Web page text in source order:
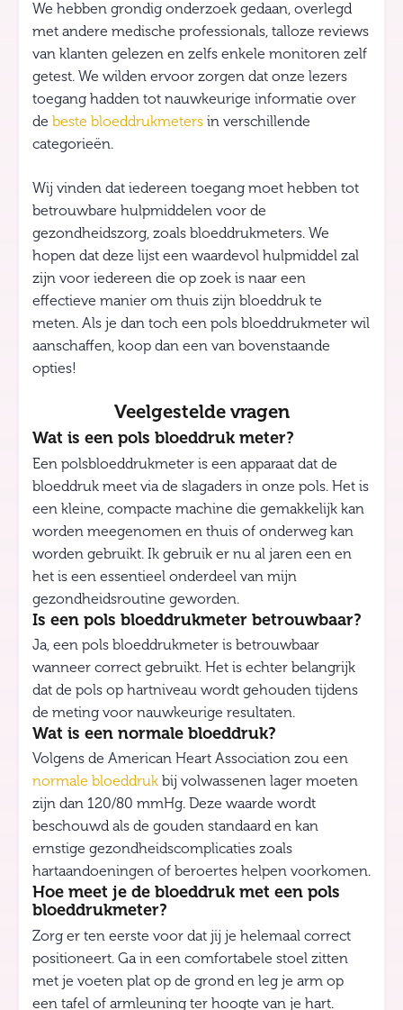
We hebben grondig onderzoek gedaan, overlegd
met andere medische professionals, talloze reviews
van klanten gelezen en zelfs enkele monitoren zelf
getest. We wilden ervoor zorgen dat onze lezers
toegang hadden tot nauwkeurige informatie over
de beste bloeddrukmeters in verschillende
categorieën.
Wij vinden dat iedereen toegang moet hebben tot
betrouwbare hulpmiddelen voor de
gezondheidszorg, zoals bloeddrukmeters. We
hopen dat deze lijst een waardevol hulpmiddel zal
zijn voor iedereen die op zoek is naar een
effectieve manier om thuis zijn bloeddruk te
meten. Als je dan toch een pols bloeddrukmeter wil
aanschaffen, koop dan een van bovenstaande
opties!
Veelgestelde vragen
Wat is een pols bloeddruk meter?
Een polsbloeddrukmeter is een apparaat dat de
bloeddruk meet via de slagaders in onze pols. Het is
een kleine, compacte machine die gemakkelijk kan
worden meegenomen en thuis of onderweg kan
worden gebruikt. Ik gebruik er nu al jaren een en
het is een essentieel onderdeel van mijn
gezondheidsroutine geworden.
Is een pols bloeddrukmeter betrouwbaar?
Ja, een pols bloeddrukmeter is betrouwbaar
wanneer correct gebruikt. Het is echter belangrijk
dat de pols op hartniveau wordt gehouden tijdens
de meting voor nauwkeurige resultaten.
Wat is een normale bloeddruk?
Volgens de American Heart Association zou een
normale bloeddruk bij volwassenen lager moeten
zijn dan 120/80 mmHg. Deze waarde wordt
beschouwd als de gouden standaard en kan
ernstige gezondheidscomplicaties zoals
hartaandoeningen of beroertes helpen voorkomen.
Hoe meet je de bloeddruk met een pols
bloeddrukmeter?
Zorg er ten eerste voor dat jij je helemaal correct
positioneert. Ga in een comfortabele stoel zitten
met je voeten plat op de grond en leg je arm op
een tafel of armleuning ter hoogte van je hart.